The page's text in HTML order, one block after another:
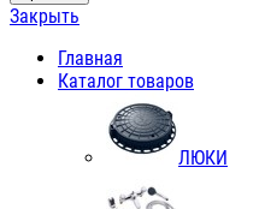
Закрыть
Главная
Каталог товаров
ЛЮКИ